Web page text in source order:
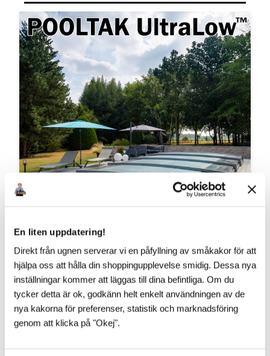
En liten uppdatering!
Direkt från ugnen serverar vi en påfyllning av småkakor för att
hjälpa oss att hålla din shoppingupplevelse smidig. Dessa nya
inställningar kommer att läggas till dina befintliga. Om du
tycker detta är ok, godkänn helt enkelt användningen av de
nya kakorna för preferenser, statistik och marknadsföring
genom att klicka på "Okej".
VAD SÄGS OM ÄNNU LÄGRE?!
​Vår franska pooltaktillverkare vilar inte i hängmattan!
Till 2027 kommer Pooltak UltraLow™ - Exklusivare -
Snyggare och Ännu lägre! Helt utan mellanh...